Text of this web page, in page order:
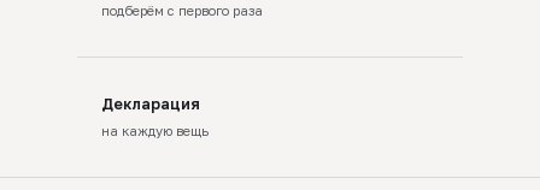
подберём с первого раза
Декларация
на каждую вещь